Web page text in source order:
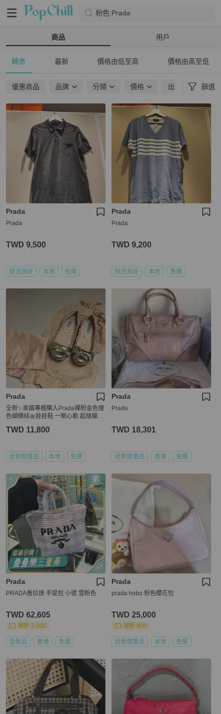
粉色 Prada
商品 用戶
綜合 最新 價格由低至高 價格由高至低
優惠商品 品牌 分類 價格 出貨地點 篩選
Prada
Prada
TWD 9,500
狀況良好 本地 免運
Prada
Prada
TWD 9,200
狀況良好 本地 免運
Prada
全新✨美國專櫃購入Prada裸粉金色撞
色蝴蝶結🎀娃娃鞋 一眼心動 超級顯高
TWD 11,800
近新閒置品 本地 免運
Prada
Prada
TWD 18,301
近新閒置品 香港 免運
Prada
PRADA普拉達 手提包 小號 雪粉色
TWD 62,605
現折 2,000
全新品 香港 免運
Prada
prada hobo 粉色櫻花包
TWD 25,000
現折 800
近新閒置品 本地 免運